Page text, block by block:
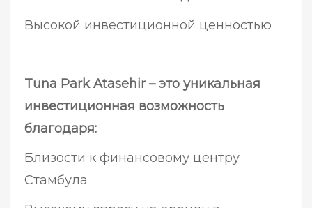
Высокой инвестиционной ценностью
Tuna Park Atasehir – это уникальная
инвестиционная возможность
благодаря:
Близости к финансовому центру
Стамбула